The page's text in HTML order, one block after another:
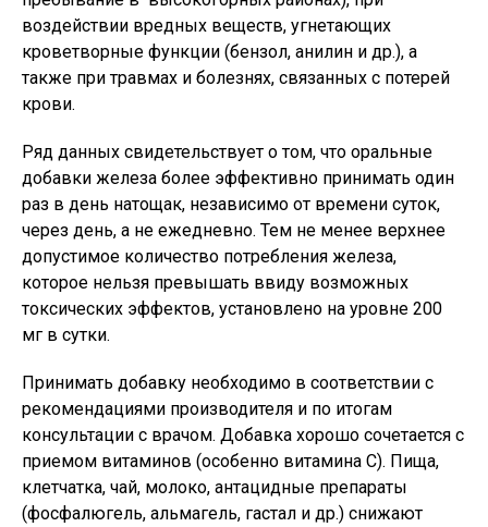
воздействии вредных веществ, угнетающих
кроветворные функции (бензол, анилин и др.), а
также при травмах и болезнях, связанных с потерей
крови.
Ряд данных свидетельствует о том, что оральные
добавки железа более эффективно принимать один
раз в день натощак, независимо от времени суток,
через день, а не ежедневно. Тем не менее верхнее
допустимое количество потребления железа,
которое нельзя превышать ввиду возможных
токсических эффектов, установлено на уровне 200
мг в сутки.
Принимать добавку необходимо в соответствии с
рекомендациями производителя и по итогам
консультации с врачом. Добавка хорошо сочетается с
приемом витаминов (особенно витамина С). Пища,
клетчатка, чай, молоко, антацидные препараты
(фосфалюгель, альмагель, гастал и др.) снижают